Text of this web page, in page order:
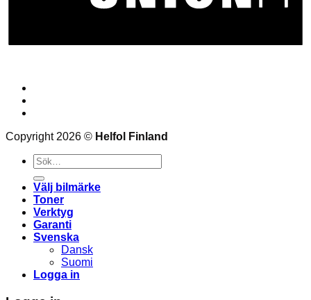
Copyright 2026 © Helfol Finland
Sök
efter:
Välj bilmärke
Toner
Verktyg
Garanti
Svenska
Dansk
Suomi
Logga in